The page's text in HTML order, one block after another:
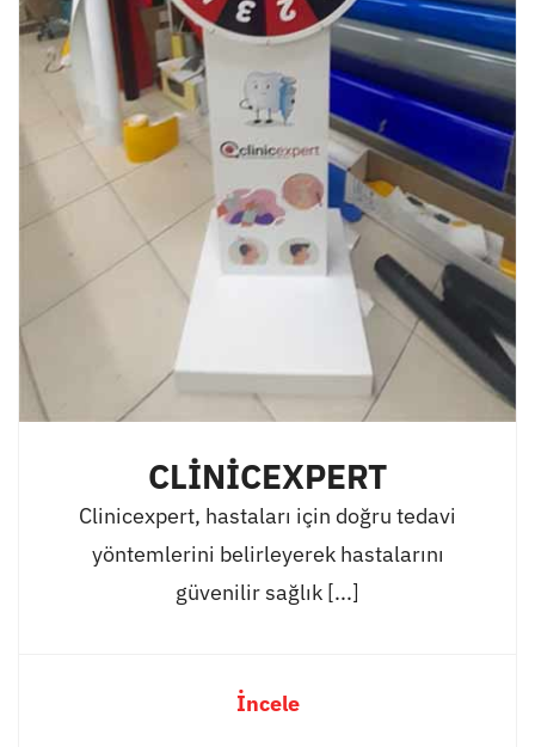
CLİNİCEXPERT
Clinicexpert, hastaları için doğru tedavi
yöntemlerini belirleyerek hastalarını
güvenilir sağlık [...]
İncele